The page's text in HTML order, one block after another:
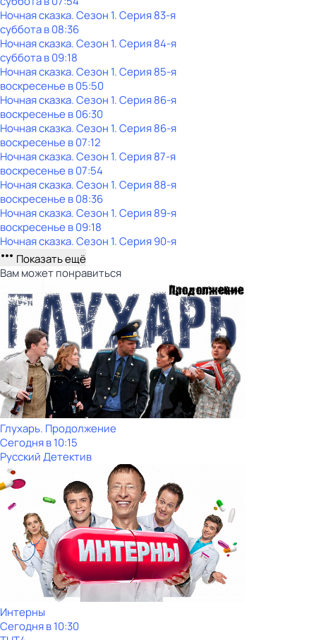
Ночная сказка. Сезон 1. Серия 83-я
субботав08:36
Ночная сказка. Сезон 1. Серия 84-я
субботав09:18
Ночная сказка. Сезон 1. Серия 85-я
воскресенье в05:50
Ночная сказка. Сезон 1. Серия 86-я
воскресенье в06:30
Ночная сказка. Сезон 1. Серия 86-я
воскресенье в07:12
Ночная сказка. Сезон 1. Серия 87-я
воскресенье в07:54
Ночная сказка. Сезон 1. Серия 88-я
воскресенье в08:36
Ночная сказка. Сезон 1. Серия 89-я
воскресенье в09:18
Ночная сказка. Сезон 1. Серия 90-я
Показать ещё
Вам может понравиться
Глухарь. Продолжение
Сегодня в 10:15
Русский Детектив
Интерны
Сегодня в 10:30